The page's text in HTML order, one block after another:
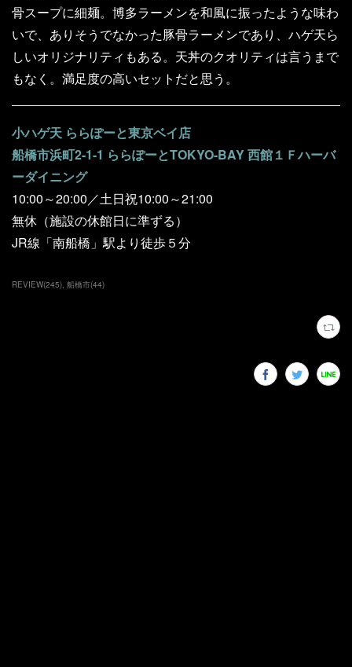
骨スープに細麺。博多ラーメンを和風に振ったような味わ
いで、ありそうでなかった豚骨ラーメンであり、ハゲ天ら
しいオリジナリティもある。天丼のクオリティは言うまで
もなく。満足度の高いセットだと思う。
小ハゲ天 ららぽーと東京ベイ店
船橋市浜町2-1-1 ららぽーとTOKYO-BAY 西館１Ｆハーバ
ーダイニング
10:00～20:00／土日祝10:00～21:00
無休（施設の休館日に準ずる）
JR線「南船橋」駅より徒歩５分
REVIEW(245) 船橋市(44)